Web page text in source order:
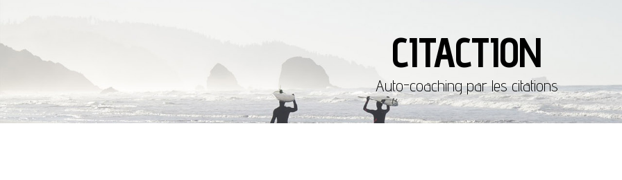
CITACTION
Auto-coaching par les citations